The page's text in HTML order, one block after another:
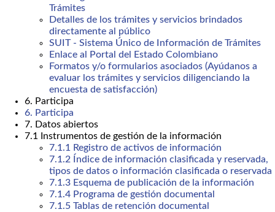
Trámites
Detalles de los trámites y servicios brindados
directamente al público
SUIT - Sistema Único de Información de Trámites
Enlace al Portal del Estado Colombiano
Formatos y/o formularios asociados (Ayúdanos a
evaluar los trámites y servicios diligenciando la
encuesta de satisfacción)
6. Participa
6. Participa
7. Datos abiertos
7.1 Instrumentos de gestión de la información
7.1.1 Registro de activos de información
7.1.2 Índice de información clasificada y reservada,
tipos de datos o información clasificada o reservada
7.1.3 Esquema de publicación de la información
7.1.4 Programa de gestión documental
7.1.5 Tablas de retención documental